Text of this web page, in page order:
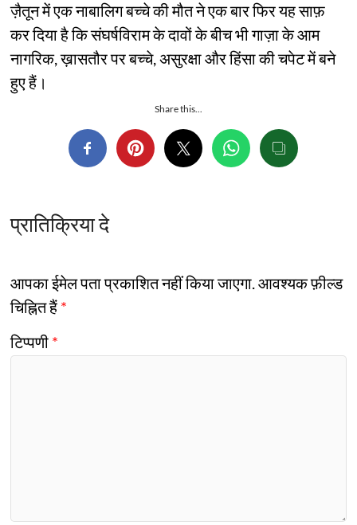
ज़ैतून में एक नाबालिग बच्चे की मौत ने एक बार फिर यह साफ़
कर दिया है कि संघर्षविराम के दावों के बीच भी गाज़ा के आम
नागरिक, ख़ासतौर पर बच्चे, असुरक्षा और हिंसा की चपेट में बने
हुए हैं।
Share this...
प्रातिक्रिया दे
आपका ईमेल पता प्रकाशित नहीं किया जाएगा. आवश्यक फ़ील्ड
चिह्नित हैं *
टिप्पणी *